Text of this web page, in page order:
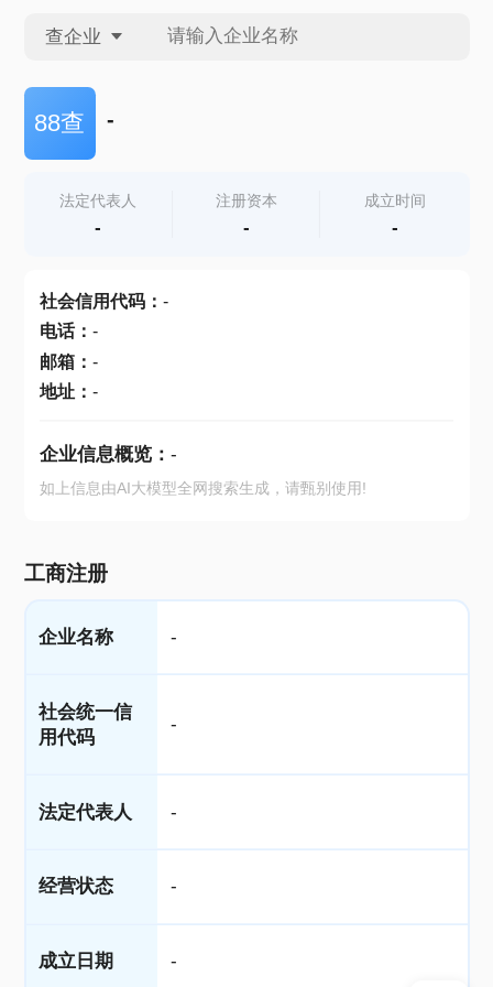
查企业
查企业
查产地
88查 -
法定代表人
-
注册资本
-
成立时间
-
社会信用代码： -
电话： -
邮箱： -
地址： -
企业信息概览： -
如上信息由AI大模型全网搜索生成，请甄别使用!
工商注册
企业名称 -
社会统一信
用代码
-
法定代表人 -
经营状态 -
成立日期 -